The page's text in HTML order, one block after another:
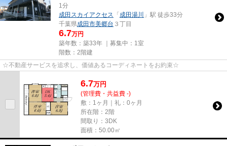
1分
成田スカイアクセス
「成田湯川
」駅 徒歩33分
千葉県成田市美郷台 ３丁目
6.7万円
築年数：築33年 ｜募集中： 1室
階数：2階建
☆不動産サービスを追求し、価値あるコーディネートをお約束☆
6.7万円
(管理費・共益費 -)
敷：1ヶ月｜礼：0ヶ月
所在階：2階
間取り：3DK
面積：50.00㎡